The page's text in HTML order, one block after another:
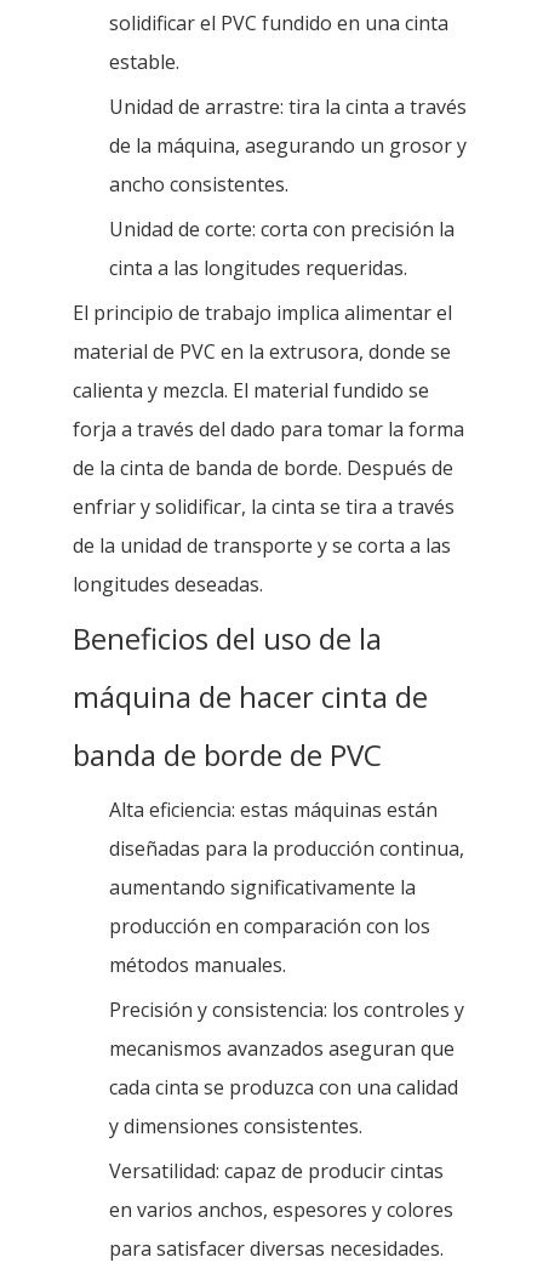
solidificar el PVC fundido en una cinta
estable.
Unidad de arrastre: tira la cinta a través
de la máquina, asegurando un grosor y
ancho consistentes.
Unidad de corte: corta con precisión la
cinta a las longitudes requeridas.
El principio de trabajo implica alimentar el
material de PVC en la extrusora, donde se
calienta y mezcla. El material fundido se
forja a través del dado para tomar la forma
de la cinta de banda de borde. Después de
enfriar y solidificar, la cinta se tira a través
de la unidad de transporte y se corta a las
longitudes deseadas.
Beneficios del uso de la
máquina de hacer cinta de
banda de borde de PVC
Alta eficiencia: estas máquinas están
diseñadas para la producción continua,
aumentando significativamente la
producción en comparación con los
métodos manuales.
Precisión y consistencia: los controles y
mecanismos avanzados aseguran que
cada cinta se produzca con una calidad
y dimensiones consistentes.
Versatilidad: capaz de producir cintas
en varios anchos, espesores y colores
para satisfacer diversas necesidades.